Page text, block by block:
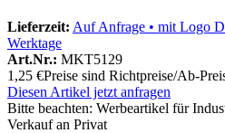
Lieferzeit: Auf Anfrage • mit Logo
Werktage
Art.Nr.: MKT5129
1,25 €Preise sind Richtpreise/Ab-
Diesen Artikel jetzt anfragen
Bitte beachten: Werbeartikel für
Verkauf an Privat